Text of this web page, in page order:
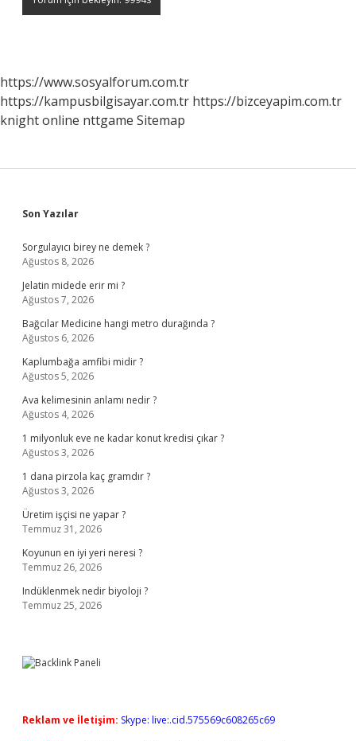
https://www.sosyalforum.com.tr
https://kampusbilgisayar.com.tr https://bizceyapim.com.tr
knight online nttgame Sitemap
Sidebar
Son Yazılar
Sorgulayıcı birey ne demek ?
Ağustos 8, 2026
Jelatin midede erir mi ?
Ağustos 7, 2026
Bağcılar Medicine hangi metro durağında ?
Ağustos 6, 2026
Kaplumbağa amfibi midir ?
Ağustos 5, 2026
Ava kelimesinin anlamı nedir ?
Ağustos 4, 2026
1 milyonluk eve ne kadar konut kredisi çıkar ?
Ağustos 3, 2026
1 dana pirzola kaç gramdır ?
Ağustos 3, 2026
Üretim işçisi ne yapar ?
Temmuz 31, 2026
Koyunun en iyi yeri neresi ?
Temmuz 26, 2026
Indüklenmek nedir biyoloji ?
Temmuz 25, 2026
Reklam ve İletişim: Skype: live:.cid.575569c608265c69